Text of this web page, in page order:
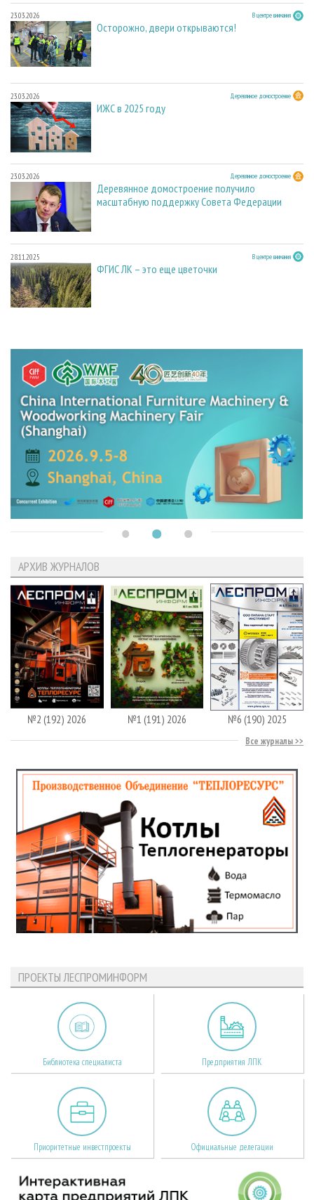
23.03.2026 В центре внимания
Осторожно, двери открываются!
23.03.2026 Деревянное домостроение
ИЖС в 2025 году
23.03.2026 Деревянное домостроение
Деревянное домостроение получило
масштабную поддержку Совета Федерации
28.11.2025 В центре внимания
ФГИС ЛК – это еще цветочки
АРХИВ ЖУРНАЛОВ
№2 (192) 2026 №1 (191) 2026 №6 (190) 2025
Все журналы
ПРОЕКТЫ ЛЕСПРОМИНФОРМ
Библиотека специалиста Предприятия ЛПК
Приоритетные инвестпроекты Официальные делегации